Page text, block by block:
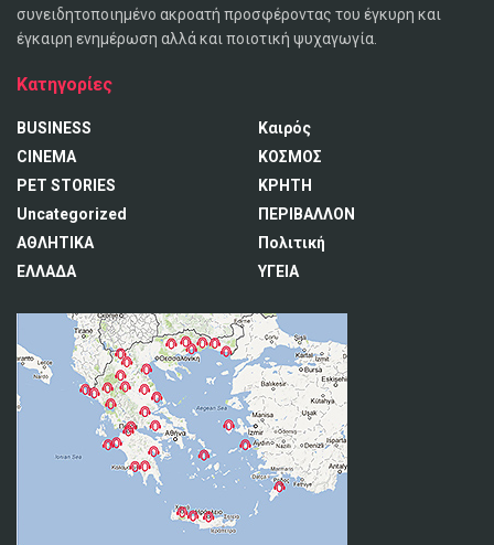
συνειδητοποιημένο ακροατή προσφέροντας του έγκυρη και
έγκαιρη ενημέρωση αλλά και ποιοτική ψυχαγωγία.
Κατηγορίες
BUSINESS
CINEMA
PET STORIES
Uncategorized
ΑΘΛΗΤΙΚΑ
ΕΛΛΑΔΑ
Καιρός
ΚΟΣΜΟΣ
ΚΡΗΤΗ
ΠΕΡΙΒΑΛΛΟΝ
Πολιτική
ΥΓΕΙΑ